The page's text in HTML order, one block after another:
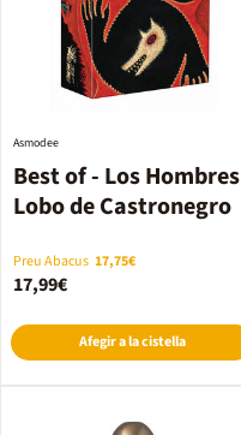
Best of - Los Hombres
Lobo de Castronegro
Asmodee
Preu Abacus 17,75€
17,99€
Afegir a la cistella